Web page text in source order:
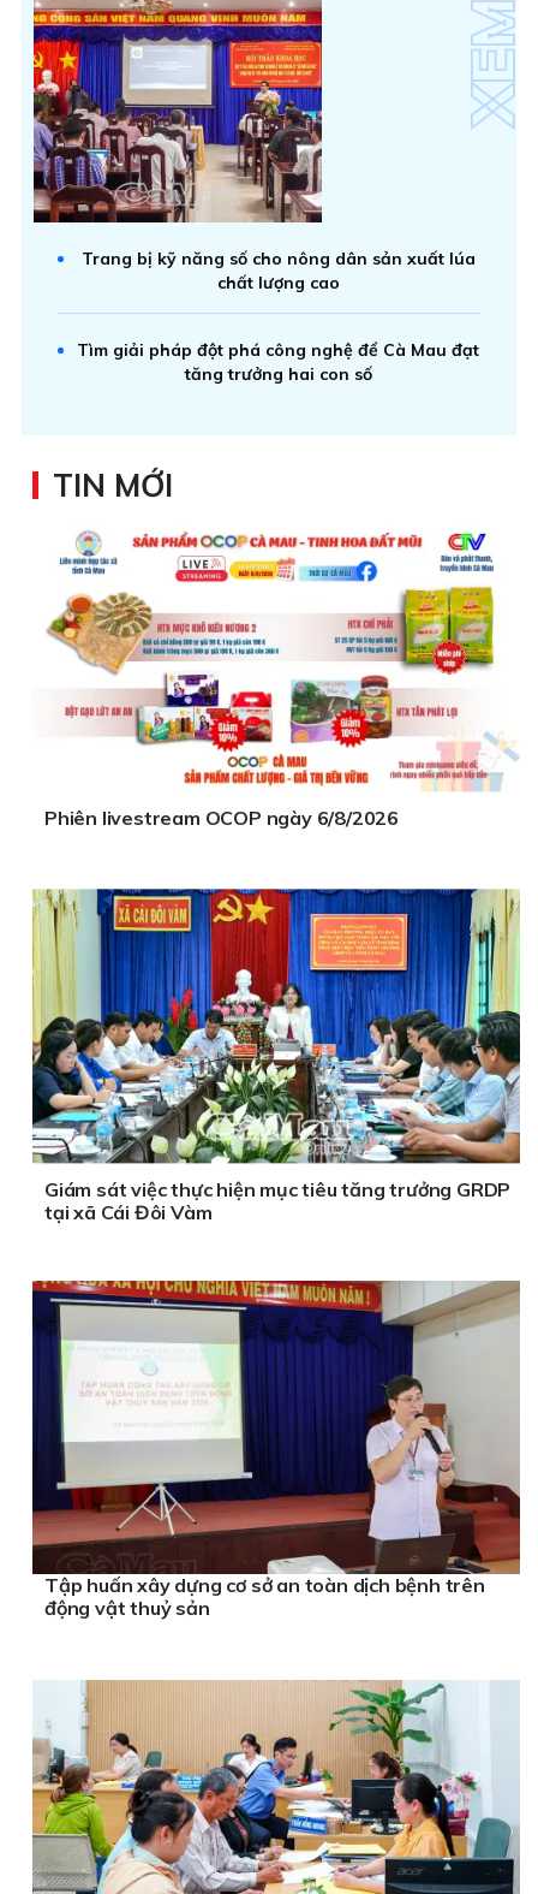
Trang bị kỹ năng số cho nông dân sản xuất lúa
chất lượng cao
Tìm giải pháp đột phá công nghệ để Cà Mau đạt
tăng trưởng hai con số
TIN MỚI
Phiên livestream OCOP ngày 6/8/2026
Giám sát việc thực hiện mục tiêu tăng trưởng GRDP
tại xã Cái Đôi Vàm
Tập huấn xây dựng cơ sở an toàn dịch bệnh trên
động vật thuỷ sản